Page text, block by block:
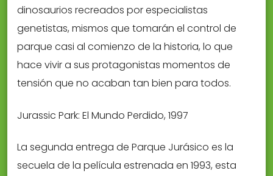
dinosaurios recreados por especialistas
genetistas, mismos que tomarán el control de
parque casi al comienzo de la historia, lo que
hace vivir a sus protagonistas momentos de
tensión que no acaban tan bien para todos.
Jurassic Park: El Mundo Perdido, 1997
La segunda entrega de Parque Jurásico es la
secuela de la película estrenada en 1993, esta